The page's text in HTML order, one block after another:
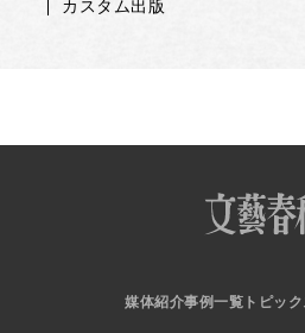
カスタム出版
媒体紹介事例一覧 トピック